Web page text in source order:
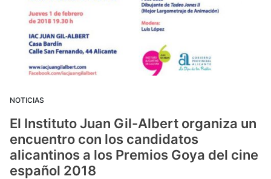
NOTICIAS
El Instituto Juan Gil-Albert organiza un
encuentro con los candidatos
alicantinos a los Premios Goya del cine
español 2018